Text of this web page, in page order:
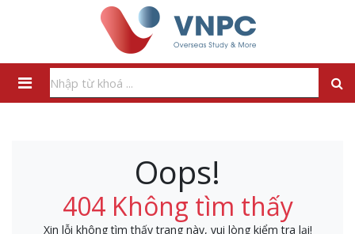
Oops!
404 Không tìm thấy
Xin lỗi không tìm thấy trang này, vui lòng kiểm tra lại!